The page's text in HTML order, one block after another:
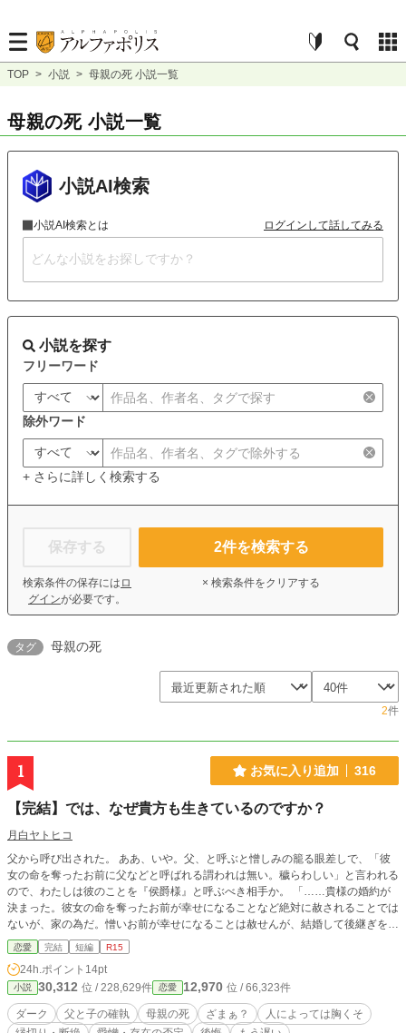
TOP > 小説 > 母親の死 小説一覧
母親の死 小説一覧
小説AI検索
小説AI検索とは ログインして話してみる
小説を探す
フリーワード
除外ワード
+ さらに詳しく検索する
保存する
検索条件の保存には ロ
グインが必要です。
2件を検索する
× 検索条件をクリアする
タグ 母親の死
2件
1 お気に入り追加 316
【完結】では、なぜ貴方も生きているのですか？
月白ヤトヒコ
父から呼び出された。 ああ、いや。父、と呼ぶと憎しみの籠る眼差しで、「彼
女の命を奪ったお前に父などと呼ばれる謂われは無い。穢らわしい」と言われる
ので、わたしは彼のことを『侯爵様』と呼ぶべき相手か。 「……貴様の婚約が
決まった。彼女の命を奪ったお前が幸せになることなど絶対に赦されることでは
ないが、家の為だ。憎いお前が幸せになることは赦せんが、結婚して後継ぎを作
れ」 単刀直入な言葉と共に、釣り書きが放り投げられた。 「婚約はお断り致し
ます。というか、婚約はできません。わたしは、母の命を奪って生を受けた罪深
い存在ですので。教会へ入り、祈りを捧げようと思います。わたしはこの家を継
ぐつもりはありませんので、養子を迎え、その子へこの家を継がせてください」
「貴様、自分がなにを言っているのか判っているのかっ!? このわたしが、罪深
い貴様にこの家を継がせてやると言っているんだぞっ!? 有難く思えっ!!」 「い
恋愛 完結 短編 R15
24h.ポイント 14pt
小説 30,312 位 / 228,629件 恋愛 12,970 位 / 66,323件
ダーク 父と子の確執 母親の死 ざまぁ？
人によっては胸くそ